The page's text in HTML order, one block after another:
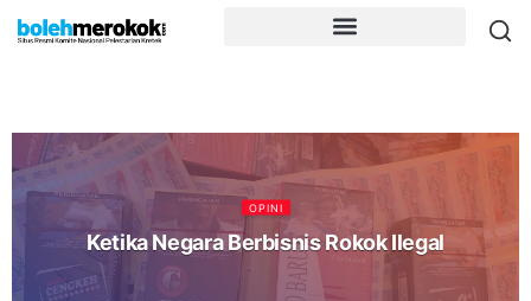
OPINI
Ketika Negara Berbisnis Rokok Ilegal